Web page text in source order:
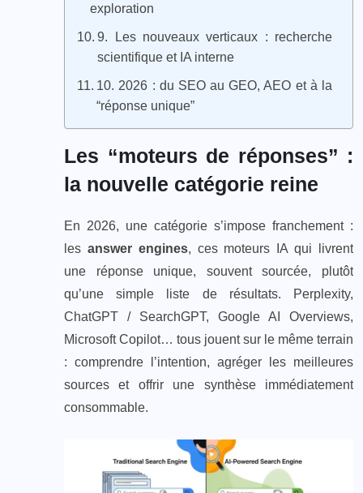
exploration
9. Les nouveaux verticaux : recherche
scientifique et IA interne
10. 2026 : du SEO au GEO, AEO et à la
“réponse unique”
Les “moteurs de réponses” :
la nouvelle catégorie reine
En 2026, une catégorie s’impose franchement :
les answer engines, ces moteurs IA qui livrent
une réponse unique, souvent sourcée, plutôt
qu’une simple liste de résultats. Perplexity,
ChatGPT / SearchGPT, Google AI Overviews,
Microsoft Copilot… tous jouent sur le même terrain
: comprendre l’intention, agréger les meilleures
sources et offrir une synthèse immédiatement
consommable.